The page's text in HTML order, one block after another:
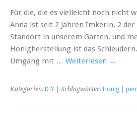
Für die, die es vielleicht noch nicht
Anna ist seit 2 Jahren Imkerin. 2
Standort in unserem Garten, und
Honigherstellung ist das
Umgang mit … Weiterlesen →
Kategorien: DIY | Schlagwörter: Honig